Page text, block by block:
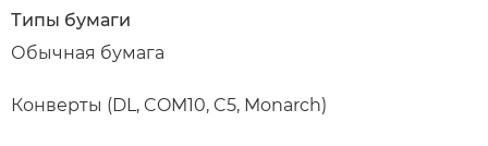
Типы бумаги
Обычная бумага
Конверты (DL, COM10, C5, Monarch)